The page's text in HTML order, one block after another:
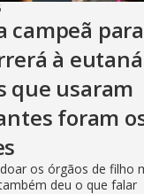
campeã
à
que usaram
foram
os órgãos de filho
deu o que falar